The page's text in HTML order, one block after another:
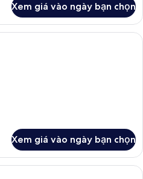
Xem giá vào ngày bạn chọn
Phòng, 1 giường cỡ queen | Khu
Xem giá vào ngày bạn chọn
Phòng, 2 giường cỡ queen | Khu